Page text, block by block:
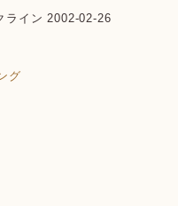
ライン 2002-02-26
グ